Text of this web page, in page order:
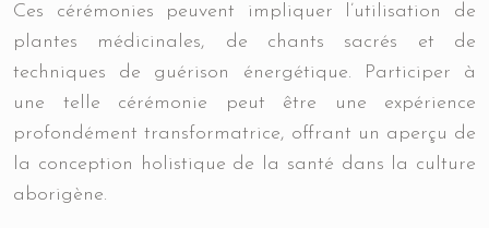
Ces cérémonies peuvent impliquer l’utilisation de
plantes médicinales, de chants sacrés et de
techniques de guérison énergétique. Participer à
une telle cérémonie peut être une expérience
profondément transformatrice, offrant un aperçu de
la conception holistique de la santé dans la culture
aborigène.